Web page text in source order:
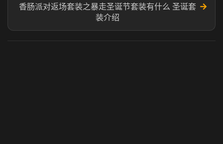
香肠派对返场套装之暴走圣诞节套装有什么 圣诞套
装介绍
→